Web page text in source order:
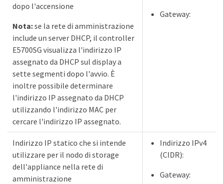
dopo l'accensione
Nota:se la rete di amministrazione
include un server DHCP, il controller
E5700SG visualizza l'indirizzo IP
assegnato da DHCP sul display a
sette segmenti dopo l'avvio. È
inoltre possibile determinare
l'indirizzo IP assegnato da DHCP
utilizzando l'indirizzo MAC per
cercare l'indirizzo IP assegnato.
Gateway:
Indirizzo IP statico che si intende
utilizzare per il nodo di storage
dell'appliance nella rete di
amministrazione
Indirizzo IPv4
(CIDR):
Gateway: